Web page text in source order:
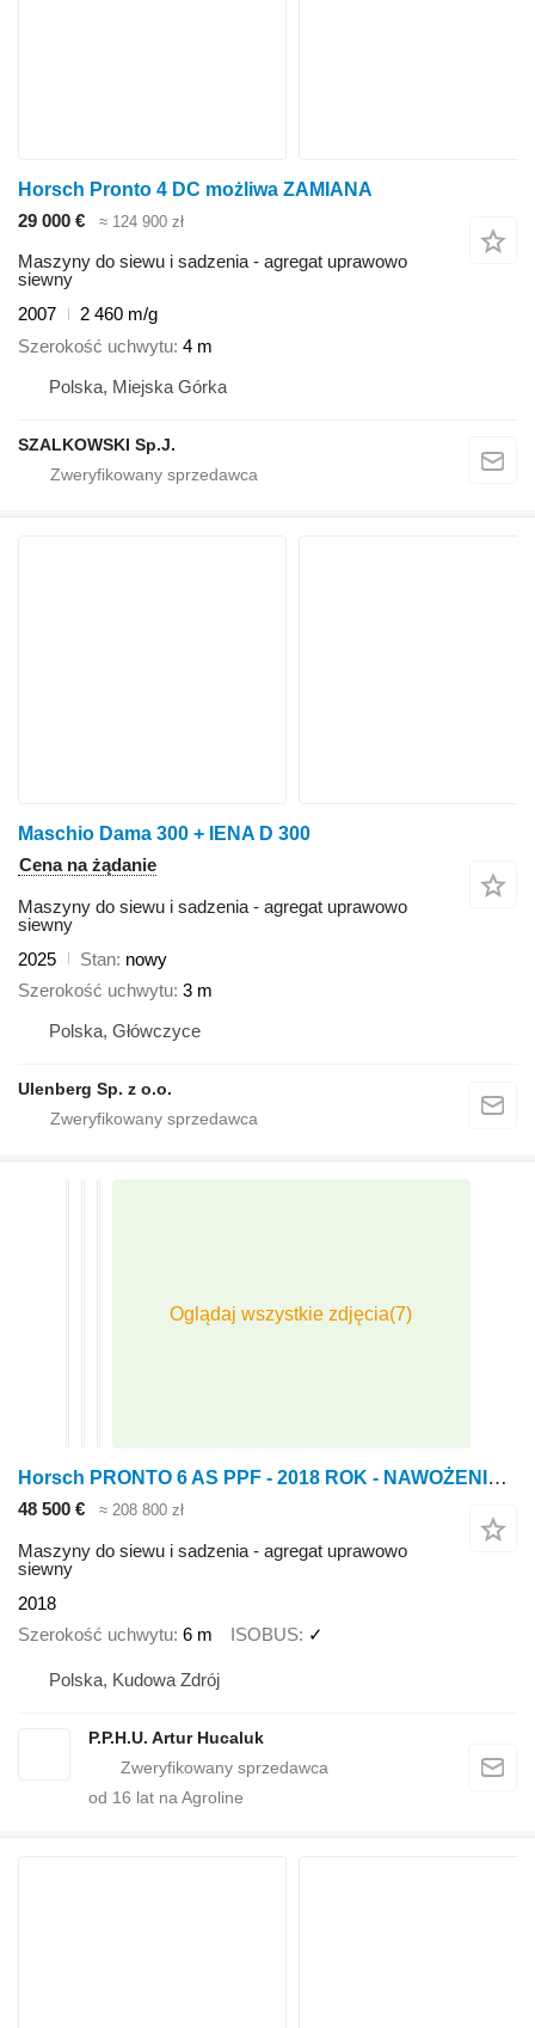
Horsch Pronto 4 DC możliwa ZAMIANA
29 000 €
≈ 124 900 zł
Maszyny do siewu i sadzenia - agregat uprawowo
siewny
2007
2 460 m/g
Szerokość uchwytu 4 m
Polska, Miejska Górka
SZALKOWSKI Sp.J.
Maschio Dama 300 + IENA D 300
Cena na żądanie
Maszyny do siewu i sadzenia - agregat uprawowo
siewny
2025
Stan nowy
Szerokość uchwytu 3 m
Polska, Główczyce
Ulenberg Sp. z o.o.
Horsch PRONTO 6 AS PPF - 2018 ROK - NAWOŻENIE - ISOBUS - 3-PKT
48 500 € ≈ 208 800 zł
Maszyny do siewu i sadzenia - agregat uprawowo
siewny
2018
Szerokość uchwytu 6 m ISOBUS ✓
Polska, Kudowa Zdrój
P.P.H.U. Artur Hucaluk
od 16 lat na Agroline